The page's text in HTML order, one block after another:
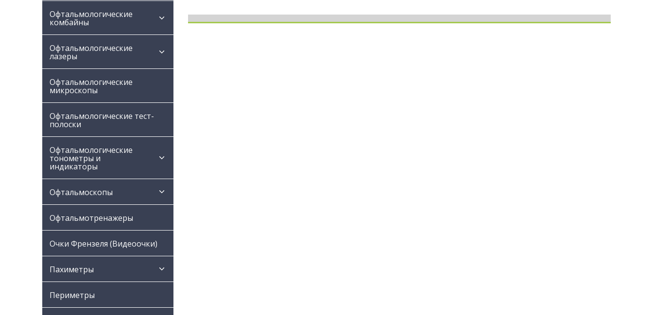
Офтальмологические
комбайны
Офтальмологические
лазеры
Офтальмологические
микроскопы
Офтальмологические тест-
полоски
Офтальмологические
тонометры и
индикаторы
Офтальмоскопы
Офтальмотренажеры
Очки Френзеля (Видеоочки)
Пахиметры
Периметры